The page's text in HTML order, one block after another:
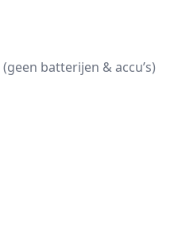
batterijen & accu’s)